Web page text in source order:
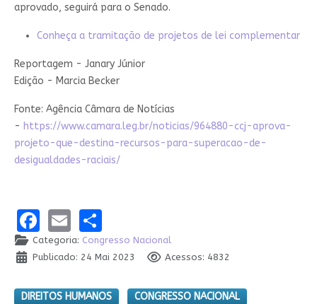
aprovado, seguirá para o Senado.
Conheça a tramitação de projetos de lei complementar
Reportagem - Janary Júnior
Edição - Marcia Becker
Fonte: Agência Câmara de Notícias
- https://www.camara.leg.br/noticias/964880-ccj-aprova-
projeto-que-destina-recursos-para-superacao-de-
desigualdades-raciais/
Facebook
EmailShare
Categoria: Congresso Nacional
Publicado: 24 Mai 2023
Acessos: 4832
DIREITOS HUMANOS
CONGRESSO NACIONAL